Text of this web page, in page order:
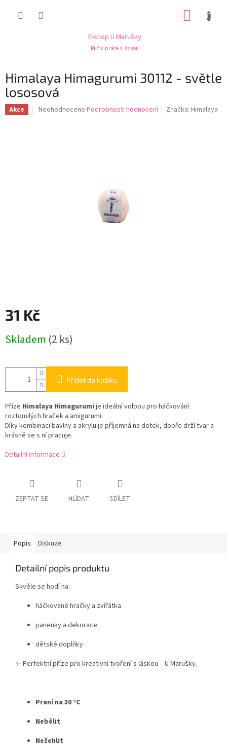
E-shop U Marušky
Ruční práce s láskou
Himalaya Himagurumi 30112 - světle
lososová
Akce
Průměrné
Neohodnoceno Podrobnosti hodnocení Značka:Himalaya
31 Kč
cena:
Skladem (2 ks)
Přidat do košíku
Příze Himalaya Himagurumi je ideální volbou pro háčkování
roztomilých hraček a amigurumi.
Díky kombinaci bavlny a akrylu je příjemná na dotek, dobře drží tvar a
krásně se s ní pracuje.
Detailní informace
ZEPTAT SE HLÍDAT SDÍLET
Popis Diskuze
Detailní popis produktu
Skvěle se hodí na:
háčkované hračky a zvířátka
panenky a dekorace
dětské doplňky
✨ Perfektní příze pro kreativní tvoření s láskou – U Marušky.
Praní na 30 °C
Nebělit
Nežehlit